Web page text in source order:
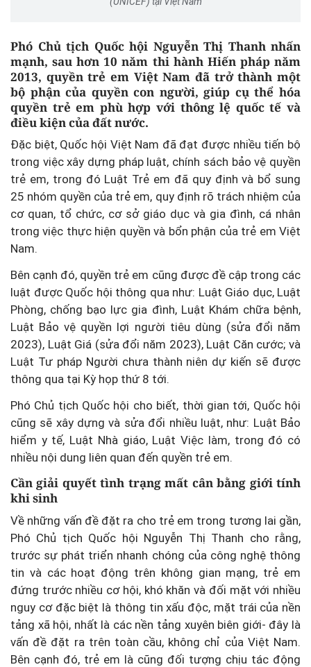
Phó Chủ tịch Quốc hội Nguyễn Thị Thanh nhấn
mạnh, sau hơn 10 năm thi hành Hiến pháp năm
2013, quyền trẻ em Việt Nam đã trở thành một
bộ phận của quyền con người, giúp cụ thể hóa
quyền trẻ em phù hợp với thông lệ quốc tế và
điều kiện của đất nước.
Đặc biệt, Quốc hội Việt Nam đã đạt được nhiều tiến bộ
trong việc xây dựng pháp luật, chính sách bảo vệ quyền
trẻ em, trong đó Luật Trẻ em đã quy định và bổ sung
25 nhóm quyền của trẻ em, quy định rõ trách nhiệm của
cơ quan, tổ chức, cơ sở giáo dục và gia đình, cá nhân
trong việc thực hiện quyền và bổn phận của trẻ em Việt
Nam.
Bên cạnh đó, quyền trẻ em cũng được đề cập trong các
luật được Quốc hội thông qua như: Luật Giáo dục, Luật
Phòng, chống bạo lực gia đình, Luật Khám chữa bệnh,
Luật Bảo vệ quyền lợi người tiêu dùng (sửa đổi năm
2023), Luật Giá (sửa đổi năm 2023), Luật Căn cước; và
Luật Tư pháp Người chưa thành niên dự kiến sẽ được
thông qua tại Kỳ họp thứ 8 tới.
Phó Chủ tịch Quốc hội cho biết, thời gian tới, Quốc hội
cũng sẽ xây dựng và sửa đổi nhiều luật, như: Luật Bảo
hiểm y tế, Luật Nhà giáo, Luật Việc làm, trong đó có
nhiều nội dung liên quan đến quyền trẻ em.
Cần giải quyết tình trạng mất cân bằng giới tính
khi sinh
Về những vấn đề đặt ra cho trẻ em trong tương lai gần,
Phó Chủ tịch Quốc hội Nguyễn Thị Thanh cho rằng,
trước sự phát triển nhanh chóng của công nghệ thông
tin và các hoạt động trên không gian mạng, trẻ em
đứng trước nhiều cơ hội, khó khăn và đối mặt với nhiều
nguy cơ đặc biệt là thông tin xấu độc, mặt trái của nền
tảng xã hội, nhất là các nền tảng xuyên biên giới- đây là
vấn đề đặt ra trên toàn cầu, không chỉ của Việt Nam.
Bên cạnh đó, trẻ em là cũng đối tượng chịu tác động